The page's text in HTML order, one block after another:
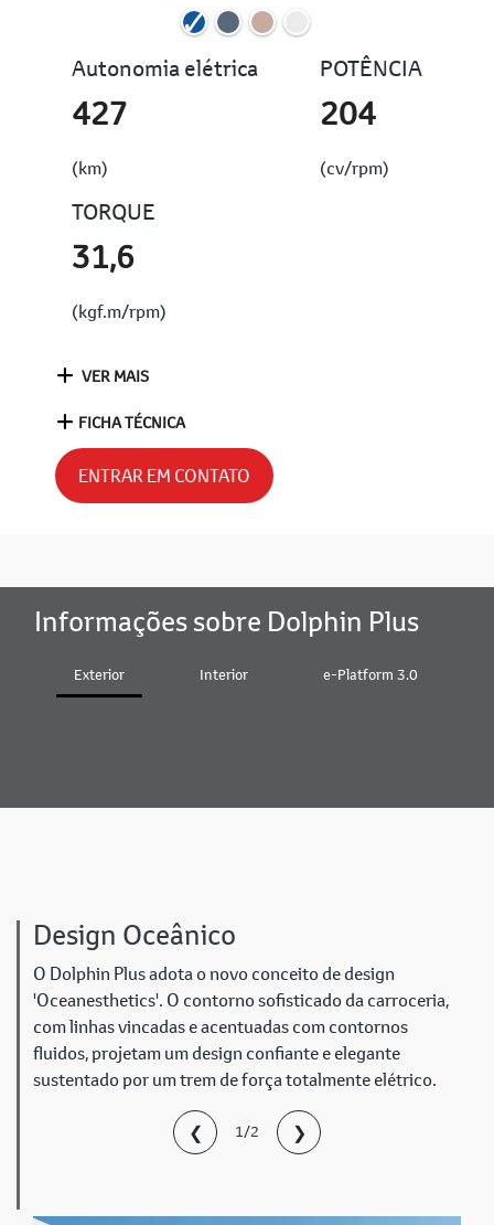
Autonomia elétrica
427
(km)
POTÊNCIA
204
(cv/rpm)
TORQUE
31,6
(kgf.m/rpm)
VER MAIS
FICHA TÉCNICA
ENTRAR EM CONTATO
Informações sobre Dolphin Plus
Exterior Interior e-Platform 3.0
Design Oceânico
O Dolphin Plus adota o novo conceito de design
'Oceanesthetics'. O contorno sofisticado da carroceria,
com linhas vincadas e acentuadas com contornos
fluidos, projetam um design confiante e elegante
sustentado por um trem de força totalmente elétrico.
❮ 1/2 ❯